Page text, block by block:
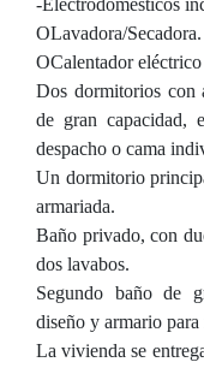
-Electrodomésticos
OLavadora/Secadora.
OCalentador
Dos dormitorios con
de gran capacidad,
despacho o cama
Un dormitorio
armariada.
Baño privado, con
dos lavabos.
Segundo baño de
diseño y armario para
La vivienda se